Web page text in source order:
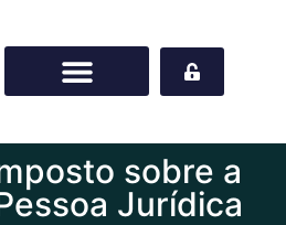
sobre a
Jurídica